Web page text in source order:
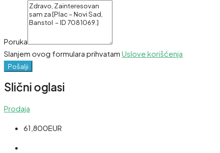
Poruka
Slanjem ovog formulara prihvatam Uslove korišćenja
Pošalji
Slični oglasi
Prodaja
61,800EUR